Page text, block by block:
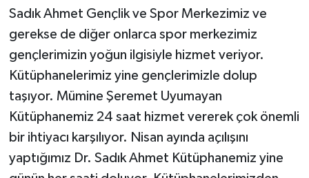
Sadık Ahmet Gençlik ve Spor Merkezimiz ve
gerekse de diğer onlarca spor merkezimiz
gençlerimizin yoğun ilgisiyle hizmet veriyor.
Kütüphanelerimiz yine gençlerimizle dolup
taşıyor. Mümine Şeremet Uyumayan
Kütüphanemiz 24 saat hizmet vererek çok önemli
bir ihtiyacı karşılıyor. Nisan ayında açılışını
yaptığımız Dr. Sadık Ahmet Kütüphanemiz yine